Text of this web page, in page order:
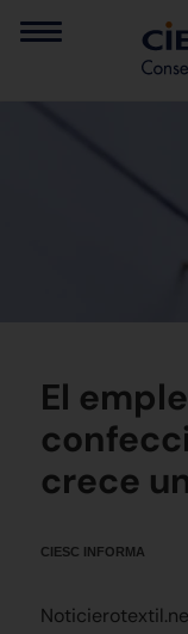
El
crece
CIESC INFORMA